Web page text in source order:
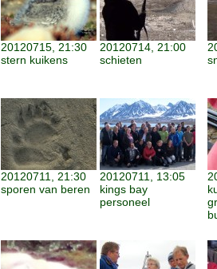
20120715, 21:30
stern kuikens
20120714, 21:00
schieten
20120711, 21:30
sporen van beren
20120711, 13:05
kings bay
personeel